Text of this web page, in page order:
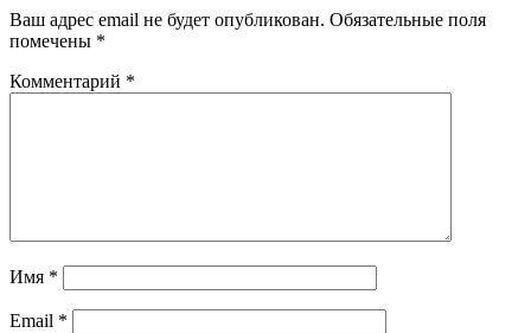
Ваш адрес email не будет опубликован. Обязательные поля
помечены *
Комментарий *
Имя *
Email *